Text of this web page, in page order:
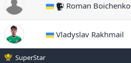
Roman Boichenko
Vladyslav Rakhmail
SuperStar